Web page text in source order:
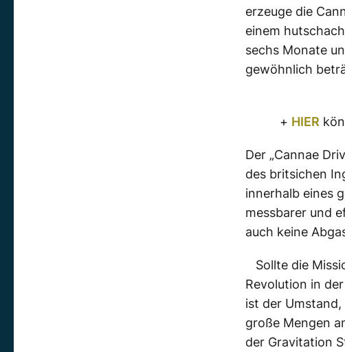
erzeuge die
einem
sechs Monate
gewöhnlich
+ HIER
Der „Cannae
des britsichen
innerhalb eines
messbarer und
auch keine
Sollte die
Revolution in
ist der
große Mengen
der Gravitation